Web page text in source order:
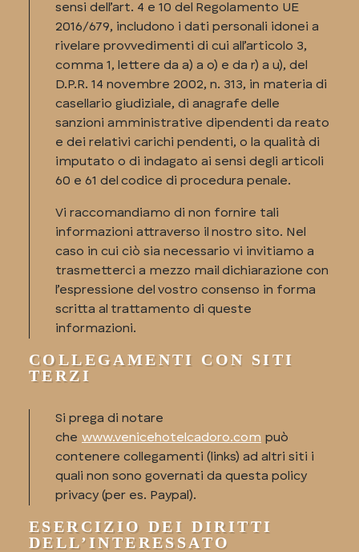
sensi dell’art. 4 e 10 del Regolamento UE
2016/679, includono i dati personali idonei a
rivelare provvedimenti di cui all’articolo 3,
comma 1, lettere da a) a o) e da r) a u), del
D.P.R. 14 novembre 2002, n. 313, in materia di
casellario giudiziale, di anagrafe delle
sanzioni amministrative dipendenti da reato
e dei relativi carichi pendenti, o la qualità di
imputato o di indagato ai sensi degli articoli
60 e 61 del codice di procedura penale.
Vi raccomandiamo di non fornire tali
informazioni attraverso il nostro sito. Nel
caso in cui ciò sia necessario vi invitiamo a
trasmetterci a mezzo mail dichiarazione con
l’espressione del vostro consenso in forma
scritta al trattamento di queste
informazioni.
COLLEGAMENTI CON SITI
TERZI
Si prega di notare
che www.venicehotelcadoro.com può
contenere collegamenti (links) ad altri siti i
quali non sono governati da questa policy
privacy (per es. Paypal).
ESERCIZIO DEI DIRITTI
DELL’INTERESSATO